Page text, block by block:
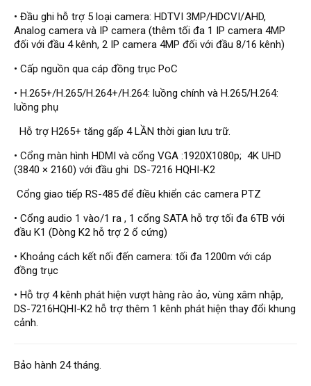
Đầu ghi Visionhitech
Đầu ghi Dahua
Đầu ghi KBVISION
Thiết bị chống trộm Paradox
Thiết bị Enforcer
access control
Khóa điện tử VIRO
Khóa điện tử KBVISION
Access control Syris
LẮP ĐẶT CAMERA TRỌN GÓI
GIẢI PHÁP CAMERA AN NINH
BÁO ĐỘNG CHỐNG TRỘM
GIẢI PHÁP GIÁM SÁT RA VÀO
GIẢI PHÁP NHỎ TRỌN GÓI
Hỗ trợ kỹ thuật
Hướng dẫn sử dụng
Liên hệ
• Đầu ghi hỗ trợ 5 loại camera: HDTVI 3MP/HDCVI/AHD,
Analog camera và IP camera (thêm tối đa 1 IP camera 4MP
đối với đầu 4 kênh, 2 IP camera 4MP đối với đầu 8/16 kênh)
• Cấp nguồn qua cáp đồng trục PoC
• H.265+/H.265/H.264+/H.264: luồng chính và H.265/H.264:
luồng phụ
Hỗ trợ H265+ tăng gấp 4 LẦN thời gian lưu trữ.
• Cổng màn hình HDMI và cổng VGA :1920X1080p; 4K UHD
(3840 × 2160) với đầu ghi DS-7216 HQHI-K2
Cổng giao tiếp RS-485 để điều khiển các camera PTZ
• Cổng audio 1 vào/1 ra , 1 cổng SATA hỗ trợ tối đa 6TB với
đầu K1 (Dòng K2 hỗ trợ 2 ổ cứng)
• Khoảng cách kết nối đến camera: tối đa 1200m với cáp
đồng trục
• Hỗ trợ 4 kênh phát hiện vượt hàng rào ảo, vùng xâm nhập,
DS-7216HQHI-K2 hỗ trợ thêm 1 kênh phát hiện thay đổi khung
cảnh.
Bảo hành 24 tháng.